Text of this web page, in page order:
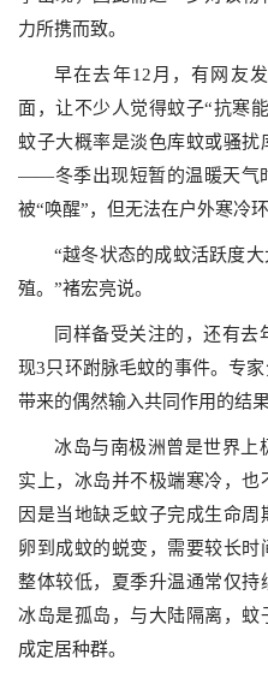
力所携而致。
早在去年12月，有网友
面，让不少人觉得蚊子“抗寒
蚊子大概率是淡色库蚊或骚
——冬季出现短暂的温暖天气
被“唤醒”，但无法在户外寒冷
“越冬状态的成蚊活跃度
殖。”褚宏亮说。
同样备受关注的，还有去
现3只环跗脉毛蚊的事件。专
带来的偶然输入共同作用的结果
冰岛与南极洲曾是世界上
实上，冰岛并不极端寒冷，
因是当地缺乏蚊子完成生命
卵到成蚊的蜕变，需要较长
整体较低，夏季升温通常仅
冰岛是孤岛，与大陆隔离，
成定居种群。